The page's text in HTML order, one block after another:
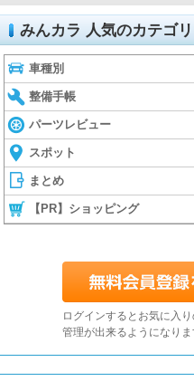
みんカラ 人気のカテゴリ
車種別
整備手帳
パーツレビュー
スポット
まとめ
【PR】ショッピング
ログインするとお気に入
管理が出来るようになりま